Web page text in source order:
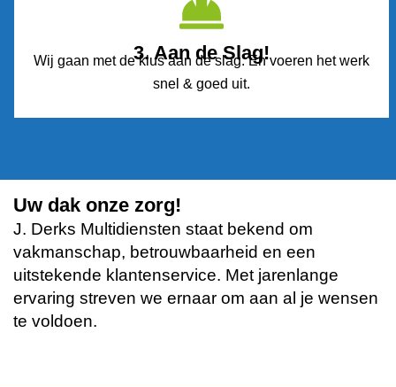
3. Aan de Slag!
Wij gaan met de klus aan de slag. En voeren het werk
snel & goed uit.
Uw dak onze zorg!
J. Derks Multidiensten staat bekend om
vakmanschap, betrouwbaarheid en een
uitstekende klantenservice. Met jarenlange
ervaring streven we ernaar om aan al je wensen
te voldoen.